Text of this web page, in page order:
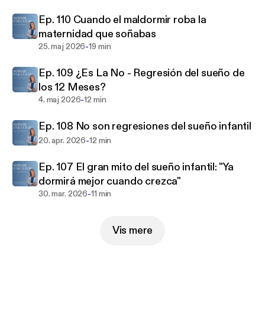
como nocturno. Hablaremos con pediatras,
fisioterapeutas pediátricos, nutricionistas infantiles
y entrevistaré a familias que han pasado por este
proceso de mejora del sueño infantil. Soy Alicia
Marqués Experta Infantil con una certificación
como Asesora del Sueño Infantil y un Postgrado de
trastornos sobre el sueño-vigilia en la edad
pediátrica además son una obsesionada y apasioada
de la prevención y la divulgación del
buendormir.Estoy encantada de compartir contigo
todo mi conocimiento y experiencia para que
consigas 🔹Dormir para Vivir🔹Puedes encontrarme
también en Instagram:📲 @soyaliciamarques y en la
Ep. 110 Cuando el maldormir roba la
maternidad que soñabas
25. maj 2026-19 min
Ep. 109 ¿Es La No - Regresión del sueño de
los 12 Meses?
4. maj 2026-12 min
Ep. 108 No son regresiones del sueño infantil
20. apr. 2026-12 min
Ep. 107 El gran mito del sueño infantil: "Ya
dormirá mejor cuando crezca"
30. mar. 2026-11 min
Vis mere